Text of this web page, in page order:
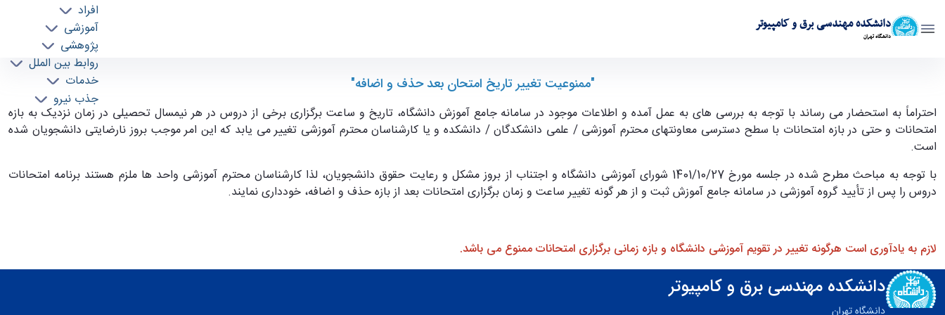
دانشکده مهندسی برق و کامپیوتر
دانشگاه تهران
افراد
آموزشی
پژوهشی
روابط بین الملل
خدمات
جذب نیرو
"ممنوعیت تغییر تاریخ امتحان بعد حذف و اضافه"
احتراماً به استحضار می رساند با توجه به بررسی های به عمل آمده و اطلاعات موجود در سامانه جامع آموزش دانشگاه، تاریخ و ساعت برگزاری برخی از دروس در هر نیمسال تحصیلی در زمان نزدیک به بازه
امتحانات و حتی در بازه امتحانات با سطح دسترسی معاونتهای محترم آموزشی / علمی دانشکدگان / دانشکده و یا کارشناسان محترم آموزشی تغییر می یابد که این امر موجب بروز نارضایتی دانشجویان شده
است.
با توجه به مباحث مطرح شده در جلسه مورخ 1401/10/27 شورای آموزشی دانشگاه و اجتناب از بروز مشکل و رعایت حقوق دانشجویان، لذا کارشناسان محترم آموزشی واحد ها ملزم هستند برنامه امتحانات
دروس را پس از تأیید گروه آموزشی در سامانه جامع آموزش ثبت و از هر گونه تغییر ساعت و زمان برگزاری امتحانات بعد از بازه حذف و اضافه، خودداری نمایند.
لازم به یادآوری است هرگونه تغییر در تقویم آموزشی دانشگاه و بازه زمانی برگزاری امتحانات ممنوع می باشد.
دانشکده مهندسی برق و کامپیوتر
دانشگاه تهران